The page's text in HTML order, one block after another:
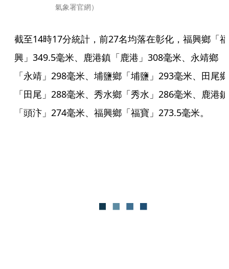
氣象署官網）
截至14時17分統計，前27名均落在彰化，福興鄉「福
興」349.5毫米、鹿港鎮「鹿港」308毫米、永靖鄉
「永靖」298毫米、埔鹽鄉「埔鹽」293毫米、田尾鄉
「田尾」288毫米、秀水鄉「秀水」286毫米、鹿港鎮
「頭汴」274毫米、福興鄉「福寶」273.5毫米。